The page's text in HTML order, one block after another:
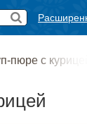
пюре с курицей